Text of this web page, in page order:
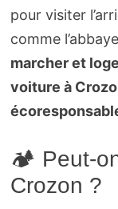
pour visiter
comme
marcher et
voiture à
🏕️ Peut-
Crozon ?